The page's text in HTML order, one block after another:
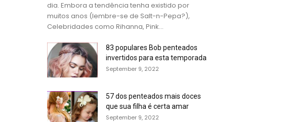
dia. Embora a tendência tenha existido por
muitos anos (lembre-se de Salt-n-Pepa?),
Celebridades como Rihanna, Pink...
83 populares Bob penteados
invertidos para esta temporada
September 9, 2022
57 dos penteados mais doces
que sua filha é certa amar
September 9, 2022